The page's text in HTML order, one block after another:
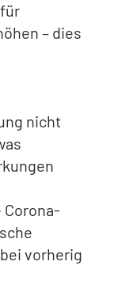
– dies
nicht
vorherig